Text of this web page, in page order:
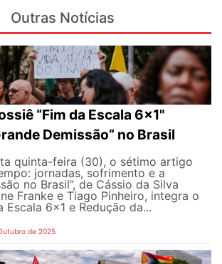
Outras Notícias
“Fim da Escala 6x1"
Demissão” no Brasil
quinta-feira (30), o sétimo artigo
jornadas, sofrimento e a
no Brasil”, de Cássio da Silva
Franke e Tiago Pinheiro, integra o
Escala 6x1 e Redução da...
de 2025